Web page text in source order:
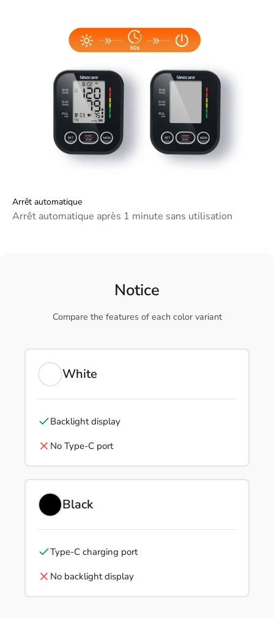
Arrêt automatique
Arrêt automatique après 1 minute sans utilisation
Notice
Compare the features of each color variant
White
Backlight display
No Type-C port
Black
Type-C charging port
No backlight display